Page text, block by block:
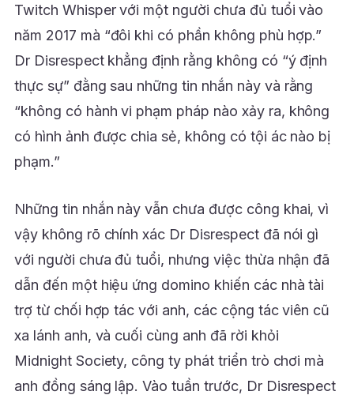
Twitch Whisper với một người chưa đủ tuổi vào
năm 2017 mà “đôi khi có phần không phù hợp.”
Dr Disrespect khẳng định rằng không có “ý định
thực sự” đằng sau những tin nhắn này và rằng
“không có hành vi phạm pháp nào xảy ra, không
có hình ảnh được chia sẻ, không có tội ác nào bị
phạm.”
Những tin nhắn này vẫn chưa được công khai, vì
vậy không rõ chính xác Dr Disrespect đã nói gì
với người chưa đủ tuổi, nhưng việc thừa nhận đã
dẫn đến một hiệu ứng domino khiến các nhà tài
trợ từ chối hợp tác với anh, các cộng tác viên cũ
xa lánh anh, và cuối cùng anh đã rời khỏi
Midnight Society, công ty phát triển trò chơi mà
anh đồng sáng lập. Vào tuần trước, Dr Disrespect